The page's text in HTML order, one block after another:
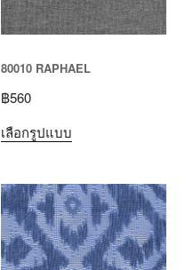
80010 RAPHAEL
฿560
เลือกรูปแบบ